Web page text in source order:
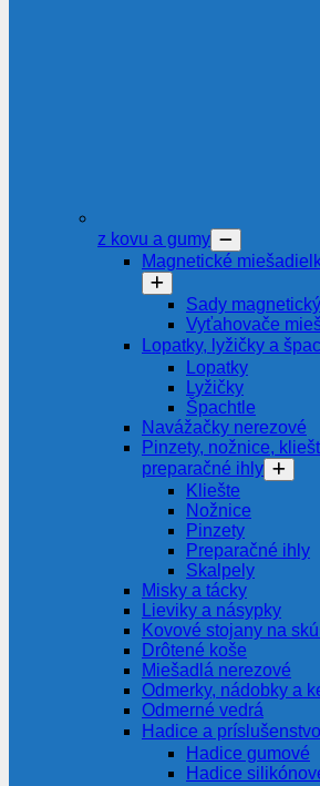
z kovu a gumy
Magnetické
Sady
Vyťahovače
Lopatky, lyžičky a
Lopatky
Lyžičky
Špachtle
Navážačky nerezové
Pinzety, nožnice,
preparačné ihly
Kliešte
Nožnice
Pinzety
Preparačné ihly
Skalpely
Misky a tácky
Lieviky a násypky
Kovové stojany na
Drôtené koše
Miešadlá nerezové
Odmerky, nádobky a
Odmerné vedrá
Hadice a príslušenstvo
Hadice gumové
Hadice